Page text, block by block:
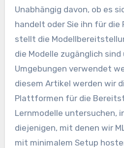
Unabhängig davon, ob es
handelt oder Sie ihn für die
stellt die
die Modelle zugänglich
Umgebungen verwendet
diesem Artikel werden wir
Plattformen für die
Lernmodelle untersuchen,
diejenigen, mit denen wir
mit minimalem Setup